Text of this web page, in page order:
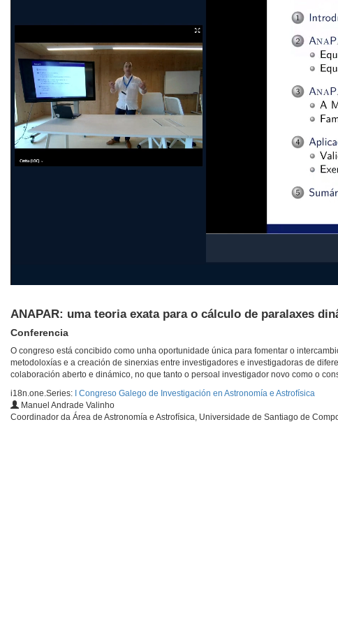
ANAPAR: uma teoria exata para o cálculo de paralaxes
Conferencia
O congreso está concibido como unha oportunidade única para fomentar o
metodoloxías e a creación de sinerxias entre investigadores e investigadoras de
colaboración aberto e dinámico, no que tanto o persoal investigador novo como o
i18n.one.Series:
I Congreso Galego de Investigación en Astronomía e Astrofísica
Manuel Andrade Valinho
Coordinador da Área de Astronomía e Astrofísica, Universidade de Santiago de